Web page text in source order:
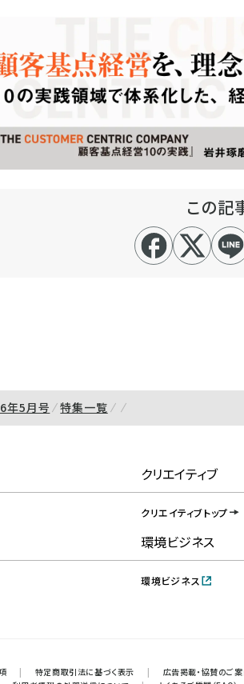
この記
年5月号 特集一覧
クリエイティブ
クリエイティブトップ
環境ビジネス
環境ビジネス
| 特定商取引法に基づく表示 | 広告掲載・協賛のご